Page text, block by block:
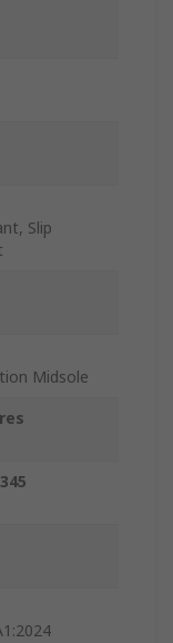
Slip
Midsole